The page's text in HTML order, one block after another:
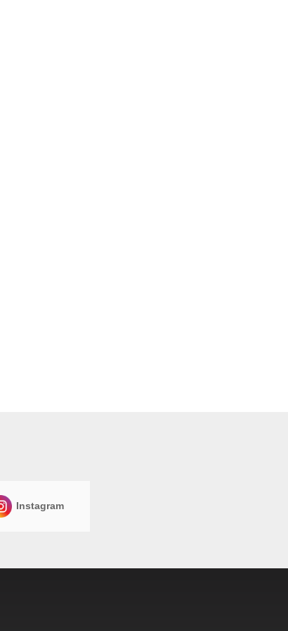
Instagram